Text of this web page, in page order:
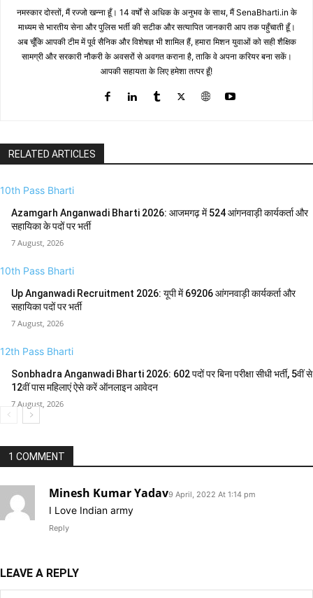
नमस्कार दोस्तों, मैं रज्जो खन्ना हूँ। 14 वर्षों से अधिक के अनुभव के साथ, मैं SenaBharti.in के
माध्यम से भारतीय सेना और पुलिस भर्ती की सटीक और सत्यापित जानकारी आप तक पहुँचाती हूँ।
अब चूँकि आपकी टीम में पूर्व सैनिक और विशेषज्ञ भी शामिल हैं, हमारा मिशन युवाओं को सही शैक्षिक
सामग्री और सरकारी नौकरी के अवसरों से अवगत कराना है, ताकि वे अपना करियर बना सकें।
आपकी सहायता के लिए हमेशा तत्पर हूँ!
RELATED ARTICLES
10th Pass Bharti
Azamgarh Anganwadi Bharti 2026: आजमगढ़ में 524 आंगनवाड़ी कार्यकर्ता और
सहायिका के पदों पर भर्ती
7 August, 2026
10th Pass Bharti
Up Anganwadi Recruitment 2026: यूपी में 69206 आंगनवाड़ी कार्यकर्ता और
सहायिका पदों पर भर्ती
7 August, 2026
12th Pass Bharti
Sonbhadra Anganwadi Bharti 2026: 602 पदों पर बिना परीक्षा सीधी भर्ती, 5वीं से
12वीं पास महिलाएं ऐसे करें ऑनलाइन आवेदन
7 August, 2026
1 COMMENT
Minesh Kumar Yadav9 April, 2022 At 1:14 pm
I Love Indian army
Reply
LEAVE A REPLY